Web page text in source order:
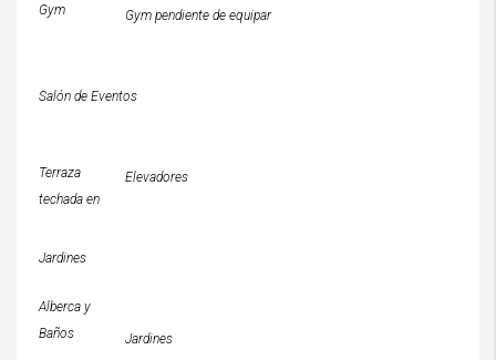
Gym pendiente de equipar
Gym
Salón de Eventos
Elevadores
Jardines
Jardines
Terraza
techada en
Alberca y
Baños